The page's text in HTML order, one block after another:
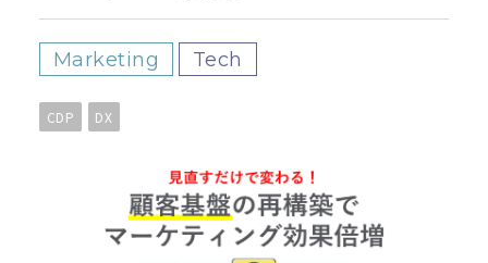
Marketing Tech
CDP DX